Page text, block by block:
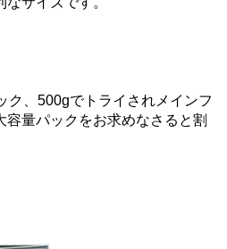
ク、500gでトライされメインフ
容量パックをお求めなさると割